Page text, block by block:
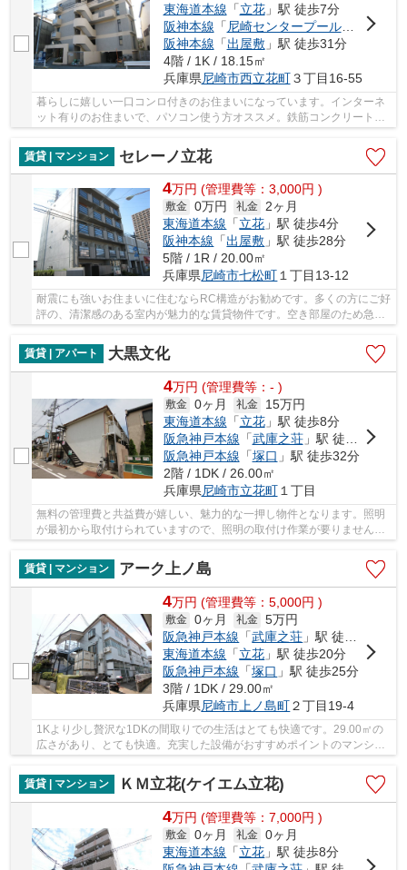
東海道本線 「立花」駅 徒歩7分
阪神本線 「 尼崎センタープール前
」駅 徒
阪神本線 「出屋敷」駅 徒歩31分
4階 / 1K / 18.15㎡
兵庫県尼崎市西立花町３丁目16-55
暮らしに嬉しい一口コンロ付きのお住まいになっています。インターネ
ット有りのお住まいで、パソコン使う方オススメ。鉄筋コンクリート構
造なので震災や火災の際にも信頼性があります...
賃貸 | マンション
セレーノ立花
4万円 (管理費等：3,000円 )
敷金 0万円 礼金 2ヶ月
東海道本線 「立花 」駅 徒歩4分
阪神本線 「出屋敷 」駅 徒歩28分
5階 / 1R / 20.00㎡
兵庫県尼崎市七松町１丁目13-12
耐震にも強いお住まいに住むならRC構造がお勧めです。多くの方にご好
評の、清潔感のある室内が魅力的な賃貸物件です。空き部屋のため急な
賃貸 | アパート
大黒文化
4万円 (管理費等：- )
敷金 0ヶ月 礼金
15万円
東海道本線 「立花」駅 徒歩8分
阪急神戸本線 「武庫之荘」駅 徒歩30分
阪急神戸本線 「塚口 」駅 徒歩32分
2階 / 1DK / 26.00㎡
兵庫県尼崎市立花町１丁目
無料の管理費と共益費が嬉しい、魅力的な一押し物件となります。照明
が最初から取付けられていますので、照明の取付け作業が要りません。
賃貸 | マンション
アーク上ノ島
4万円 (管理費等：5,000円 )
敷金 0ヶ月 礼金 5万円
阪急神戸本線 「武庫之荘 」駅 徒歩15分
東海道本線 「立花 」駅 徒歩20分
阪急神戸本線 「塚口 」駅 徒歩25分
3階 / 1DK / 29.00㎡
兵庫県尼崎市 上ノ島町２丁目19-4
1Kより少し贅沢な1DKの間取りでの生活はとても快適です。29.00㎡の
広さがあり、とても快適。充実した設備がおすすめポイントのマンショ
賃貸 | マンション
ＫＭ立花(ケイエム立花)
4万円 (管理費等：7,000円 )
敷金 0ヶ月 礼金 0ヶ月
東海道本線 「立花 」駅 徒歩8分